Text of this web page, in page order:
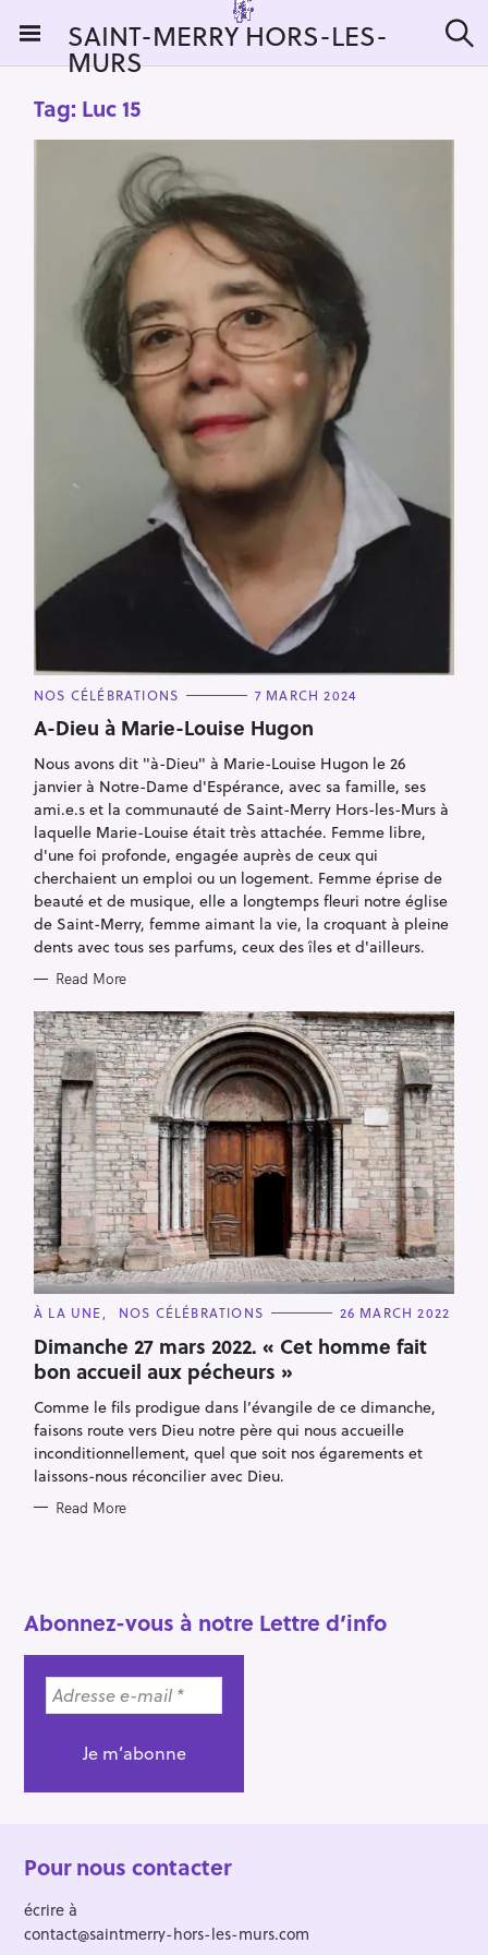
i
SAINT-MERRY HORS-LES-
MURS e
Tag: Luc 15
C
T
E
O
R
I
E
S
NOS CÉLÉBRATIONS 7 MARCH 2024
A-Dieu à Marie-Louise Hugon
Nous avons dit "à-Dieu" à Marie-Louise Hugon le 26
janvier à Notre-Dame d'Espérance, avec sa famille, ses
ami.e.s et la communauté de Saint-Merry Hors-les-Murs à
laquelle Marie-Louise était très attachée. Femme libre,
d'une foi profonde, engagée auprès de ceux qui
cherchaient un emploi ou un logement. Femme éprise de
beauté et de musique, elle a longtemps fleuri notre église
de Saint-Merry, femme aimant la vie, la croquant à pleine
dents avec tous ses parfums, ceux des îles et d'ailleurs.
Read More
C
T
E
G
O
I
E
S
À LA UNE NOS CÉLÉBRATIONS 26 MARCH 2022
Dimanche 27 mars 2022. « Cet homme fait
bon accueil aux pécheurs »
Comme le fils prodigue dans l’évangile de ce dimanche,
faisons route vers Dieu notre père qui nous accueille
inconditionnellement, quel que soit nos égarements et
laissons-nous réconcilier avec Dieu.
Read More
Abonnez-vous à notre Lettre d’info
Pour nous contacter
écrire à
contact@saintmerry-hors-les-murs.com
S
e
a
r
c
h
f
o
r
: